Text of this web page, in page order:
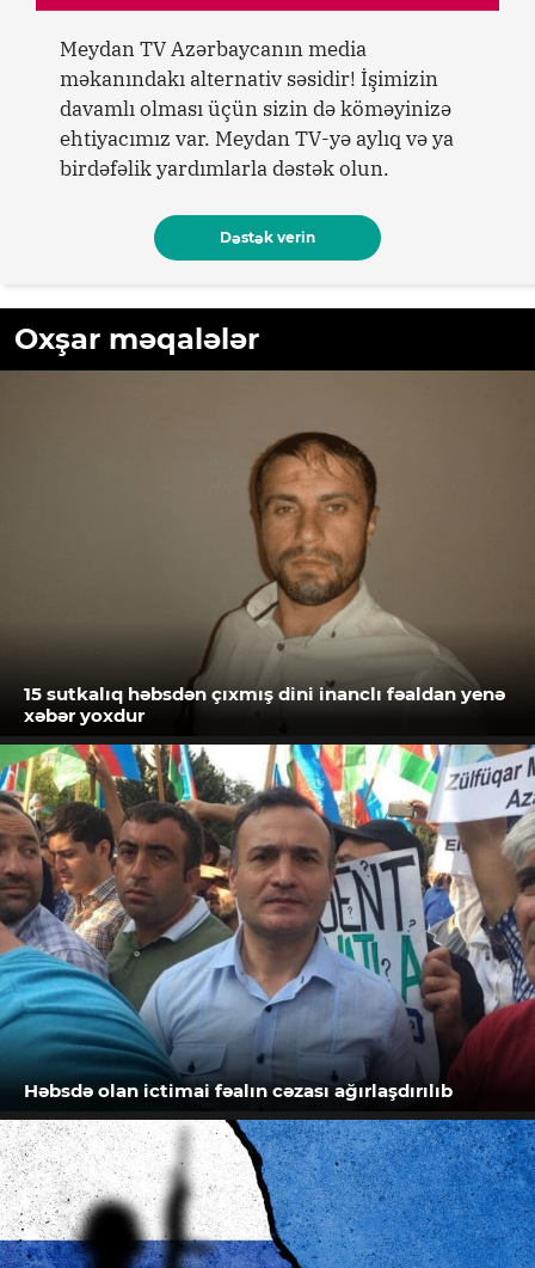
Meydan TV Azərbaycanın media
məkanındakı alternativ səsidir! İşimizin
davamlı olması üçün sizin də köməyinizə
ehtiyacımız var. Meydan TV-yə aylıq və ya
birdəfəlik yardımlarla dəstək olun.
Dəstək verin
Oxşar məqalələr
15 sutkalıq həbsdən çıxmış dini inanclı fəaldan yenə
xəbər yoxdur
Həbsdə olan ictimai fəalın cəzası ağırlaşdırılıb